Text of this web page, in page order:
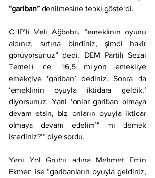
“gariban” denilmesine tepki gösterdi.
CHP’li Veli Ağbaba, “emeklinin oyunu
aldınız, sırtına bindiniz, şimdi hakir
görüyorsunuz” dedi. DEM Partili Sezai
Temelli de "16,5 milyon emekliye
emekçiye ‘gariban’ dediniz. Sonra da
‘emeklinin oyuyla iktidara geldik.’
diyorsunuz. Yani ‘onlar gariban olmaya
devam etsin, biz onların oyuyla iktidar
olmaya devam edelim’" mi demek
istediniz?’” diye sordu.
Yeni Yol Grubu adına Mehmet Emin
Ekmen ise “garibanların oyuyla geldiniz,